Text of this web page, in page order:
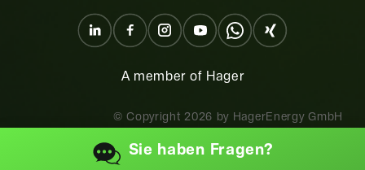
A member of Hager
© Copyright 2026 by HagerEnergy GmbH
Sie haben Fragen?